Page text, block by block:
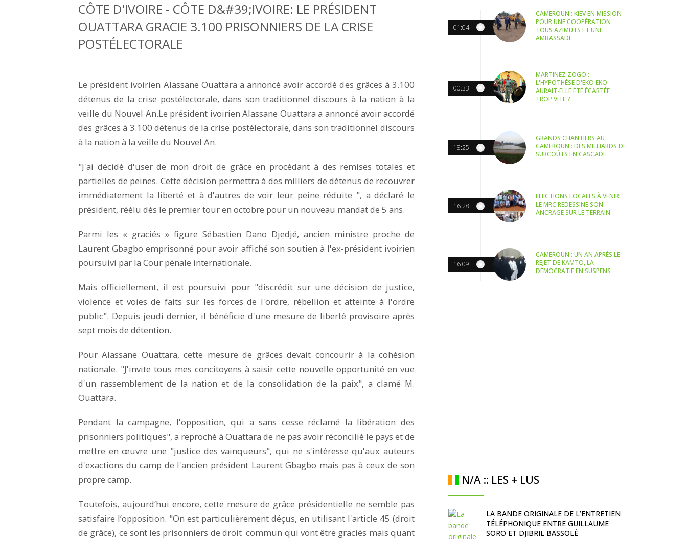
CÔTE D'IVOIRE - CÔTE D&#39;IVOIRE: LE PRÉSIDENT
OUATTARA GRACIE 3.100 PRISONNIERS DE LA CRISE
POSTÉLECTORALE
Le président ivoirien Alassane Ouattara a annoncé avoir accordé des grâces à 3.100
détenus de la crise postélectorale, dans son traditionnel discours à la nation à la
veille du Nouvel An.Le président ivoirien Alassane Ouattara a annoncé avoir accordé
des grâces à 3.100 détenus de la crise postélectorale, dans son traditionnel discours
à la nation à la veille du Nouvel An.
"J'ai décidé d'user de mon droit de grâce en procédant à des remises totales et
partielles de peines. Cette décision permettra à des milliers de détenus de recouvrer
immédiatement la liberté et à d'autres de voir leur peine réduite ", a déclaré le
président, réélu dès le premier tour en octobre pour un nouveau mandat de 5 ans.
Parmi les « graciés » figure Sébastien Dano Djedjé, ancien ministre proche de
Laurent Gbagbo emprisonné pour avoir affiché son soutien à l'ex-président ivoirien
poursuivi par la Cour pénale internationale.
Mais officiellement, il est poursuivi pour "discrédit sur une décision de justice,
violence et voies de faits sur les forces de l'ordre, rébellion et atteinte à l'ordre
public". Depuis jeudi dernier, il bénéficie d'une mesure de liberté provisoire après
sept mois de détention.
Pour Alassane Ouattara, cette mesure de grâces devait concourir à la cohésion
nationale. "J'invite tous mes concitoyens à saisir cette nouvelle opportunité en vue
d'un rassemblement de la nation et de la consolidation de la paix", a clamé M.
Ouattara.
Pendant la campagne, l'opposition, qui a sans cesse réclamé la libération des
prisonniers politiques", a reproché à Ouattara de ne pas avoir réconcilié le pays et de
mettre en œuvre une "justice des vainqueurs", qui ne s'intéresse qu'aux auteurs
d'exactions du camp de l'ancien président Laurent Gbagbo mais pas à ceux de son
propre camp.
Toutefois, aujourd’hui encore, cette mesure de grâce présidentielle ne semble pas
satisfaire l’opposition. "On est particulièrement déçus, en utilisant l'article 45 (droit
de grâce), ce sont les prisonniers de droit commun qui vont être graciés mais quant
01:04
CAMEROUN : KIEV EN MISSION
POUR UNE COOPÉRATION
TOUS AZIMUTS ET UNE
AMBASSADE
00:33
MARTINEZ ZOGO :
L'HYPOTHÈSE D'EKO EKO
AURAIT-ELLE ÉTÉ ÉCARTÉE
TROP VITE ?
18:25
GRANDS CHANTIERS AU
CAMEROUN : DES MILLIARDS DE
SURCOÛTS EN CASCADE
16:28
ELECTIONS LOCALES À VENIR:
LE MRC REDESSINE SON
ANCRAGE SUR LE TERRAIN
16:09
CAMEROUN : UN AN APRÈS LE
REJET DE KAMTO, LA
DÉMOCRATIE EN SUSPENS
N/A :: LES + LUS
LA BANDE ORIGINALE DE L’ENTRETIEN
TÉLÉPHONIQUE ENTRE GUILLAUME
SORO ET DJIBRIL BASSOLÉ